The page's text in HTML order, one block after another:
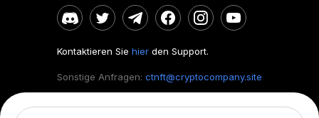
Kontaktieren Sie hier den Support.
Sonstige Anfragen: ctnft@cryptocompany.site